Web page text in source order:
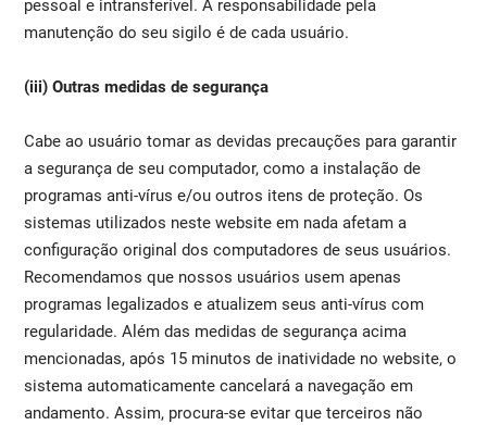
pessoal e intransferível. A responsabilidade pela
manutenção do seu sigilo é de cada usuário.
(iii) Outras medidas de segurança
Cabe ao usuário tomar as devidas precauções para garantir
a segurança de seu computador, como a instalação de
programas anti-vírus e/ou outros itens de proteção. Os
sistemas utilizados neste website em nada afetam a
configuração original dos computadores de seus usuários.
Recomendamos que nossos usuários usem apenas
programas legalizados e atualizem seus anti-vírus com
regularidade. Além das medidas de segurança acima
mencionadas, após 15 minutos de inatividade no website, o
sistema automaticamente cancelará a navegação em
andamento. Assim, procura-se evitar que terceiros não